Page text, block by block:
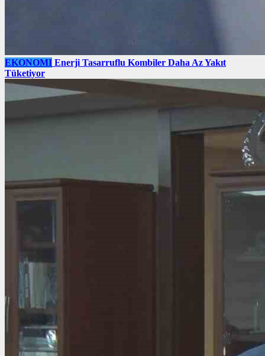
EKONOMI Enerji Tasarruflu Kombiler Daha Az Yakıt
Tüketiyor